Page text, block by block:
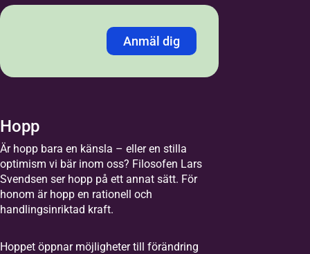
Anmäl dig
Personnummer
Personnummer /
Samordningsnummer *
Hopp
Är hopp bara en känsla – eller en stilla
optimism vi bär inom oss? Filosofen Lars
Svendsen ser hopp på ett annat sätt. För
honom är hopp en rationell och
handlingsinriktad kraft.
Hoppet öppnar möjligheter till förändring